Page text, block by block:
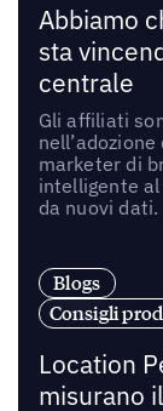
Abbiamo
sta
centrale
Gli affiliati
marketer di
intelligente
da nuovi dati.
Blogs
Consigli
Location
misurano